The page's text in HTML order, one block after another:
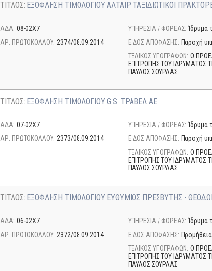
ΤΙΤΛΟΣ: ΕΞΟΦΛΗΣΗ ΤΙΜΟΛΟΓΙΟΥ ΑΛΤΑΙΡ ΤΑΞΙΔΙΩΤΙΚΟΙ
ΑΔΑ: 08-02Χ7
ΑΡ. ΠΡΩΤΟΚΟΛΛΟΥ: 2374/08.09.2014
ΥΠΗΡΕΣΙΑ / ΦΟΡΕΑΣ: Ίδρυμα
ΕΙΔΟΣ ΑΠΟΦΑΣΗΣ: Παροχή
ΤΕΛΙΚΟΣ ΥΠΟΓΡΑΦΩΝ: Ο
ΕΠΙΤΡΟΠΗΣ ΤΟΥ ΙΔΡΥΜΑΤΟΣ
ΠΑΥΛΟΣ ΣΟΥΡΛΑΣ
ΤΙΤΛΟΣ: ΕΞΟΦΛΗΣΗ ΤΙΜΟΛΟΓΙΟΥ G.S. ΤΡΑΒΕΛ ΑΕ
ΑΔΑ: 07-02Χ7
ΑΡ. ΠΡΩΤΟΚΟΛΛΟΥ: 2373/08.09.2014
ΥΠΗΡΕΣΙΑ / ΦΟΡΕΑΣ: Ίδρυμα
ΕΙΔΟΣ ΑΠΟΦΑΣΗΣ: Παροχή
ΤΕΛΙΚΟΣ ΥΠΟΓΡΑΦΩΝ: Ο
ΕΠΙΤΡΟΠΗΣ ΤΟΥ ΙΔΡΥΜΑΤΟΣ
ΠΑΥΛΟΣ ΣΟΥΡΛΑΣ
ΤΙΤΛΟΣ: ΕΞΟΦΛΗΣΗ ΤΙΜΟΛΟΓΙΟΥ ΕΥΘΥΜΙΟΣ ΠΡΕΣΒΥΤΗΣ -
ΑΔΑ: 06-02Χ7
ΑΡ. ΠΡΩΤΟΚΟΛΛΟΥ: 2372/08.09.2014
ΥΠΗΡΕΣΙΑ / ΦΟΡΕΑΣ: Ίδρυμα
ΕΙΔΟΣ ΑΠΟΦΑΣΗΣ:
ΤΕΛΙΚΟΣ ΥΠΟΓΡΑΦΩΝ: Ο
ΕΠΙΤΡΟΠΗΣ ΤΟΥ ΙΔΡΥΜΑΤΟΣ
ΠΑΥΛΟΣ ΣΟΥΡΛΑΣ